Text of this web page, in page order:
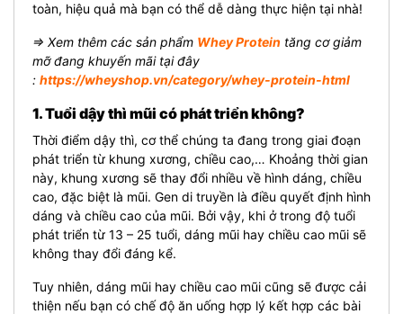
toàn, hiệu quả mà bạn có thể dễ dàng thực hiện tại nhà!
⇒ Xem thêm các sản phẩm Whey Protein tăng cơ giảm
mỡ đang khuyến mãi tại đây
: https://wheyshop.vn/category/whey-protein-html
1. Tuổi dậy thì mũi có phát triển không?
Thời điểm dậy thì, cơ thể chúng ta đang trong giai đoạn
phát triển từ khung xương, chiều cao,… Khoảng thời gian
này, khung xương sẽ thay đổi nhiều về hình dáng, chiều
cao, đặc biệt là mũi. Gen di truyền là điều quyết định hình
dáng và chiều cao của mũi. Bởi vậy, khi ở trong độ tuổi
phát triển từ 13 – 25 tuổi, dáng mũi hay chiều cao mũi sẽ
không thay đổi đáng kể.
Tuy nhiên, dáng mũi hay chiều cao mũi cũng sẽ được cải
thiện nếu bạn có chế độ ăn uống hợp lý kết hợp các bài